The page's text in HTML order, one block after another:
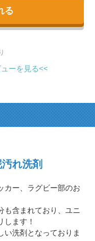
ーを見る<<
れ洗剤
カー、ラグビー部のお
も含まれており、ユニ
します！
い洗剤となっておりま